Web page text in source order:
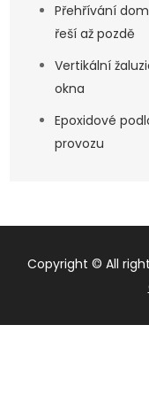
Přehřívání
řeší až pozdě
Vertikální
okna
Epoxidové
provozu
Copyright © All